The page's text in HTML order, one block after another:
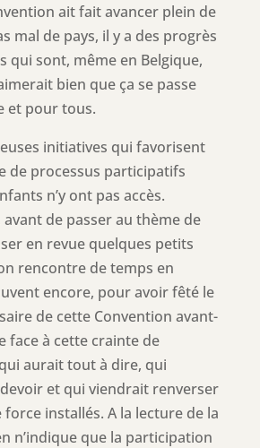
ait fait avancer plein de
mal de pays, il y a des progrès
qui sont, même en Belgique,
bien que ça se passe
et pour tous.
initiatives qui favorisent
de processus participatifs
n’y ont pas accès.
avant de passer au thème de
en revue quelques petits
rencontre de temps en
encore, pour avoir fêté le
de cette Convention avant-
face à cette crainte de
aurait tout à dire, qui
et qui viendrait renverser
installés. A la lecture de la
n’indique que la participation